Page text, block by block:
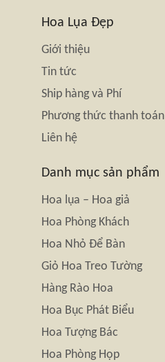
Hoa Lụa Đẹp
Giới thiệu
Tin tức
Ship hàng và Phí
Phương thức thanh toán
Liên hệ
Danh mục sản phẩm
Hoa lụa – Hoa giả
Hoa Phòng Khách
Hoa Nhỏ Để Bàn
Giỏ Hoa Treo Tường
Hàng Rào Hoa
Hoa Bục Phát Biểu
Hoa Tượng Bác
Hoa Phòng Họp